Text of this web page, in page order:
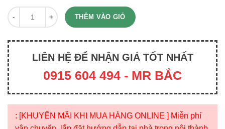
Quantity
THÊM VÀO GIỎ
LIÊN HỆ ĐỂ NHẬN GIÁ TỐT NHẤT
0915 604 494 - MR BẮC
: [KHUYẾN MÃI KHI MUA HÀNG ONLINE ] Miễn phí